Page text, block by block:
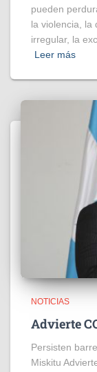
pueden
la violencia, la
irregular, la
Leer más
NOTICIAS
Advierte
Persisten
Miskitu